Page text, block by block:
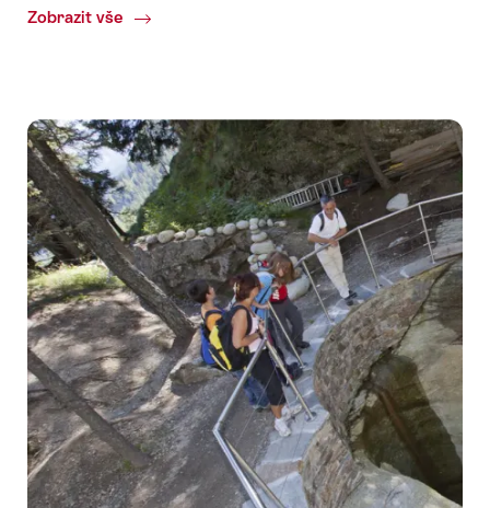
Zobrazit vše
Common.Of
na
Ospizio
Bernina